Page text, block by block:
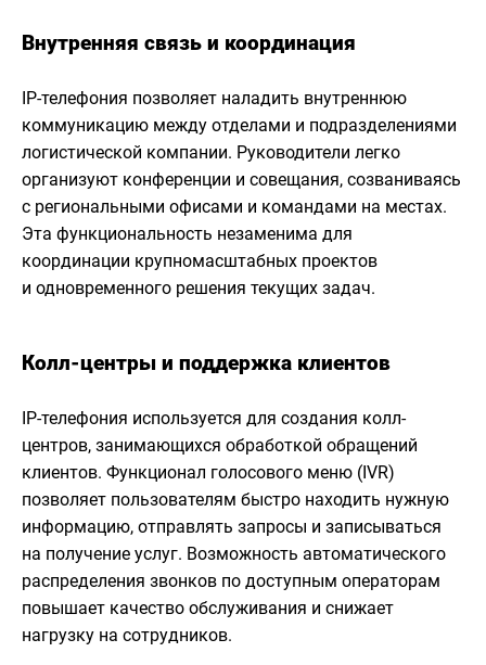
Внутренняя связь и координация
IP-телефония позволяет наладить внутреннюю
коммуникацию между отделами и подразделениями
логистической компании. Руководители легко
организуют конференции и совещания, созваниваясь
с региональными офисами и командами на местах.
Эта функциональность незаменима для
координации крупномасштабных проектов
и одновременного решения текущих задач.
Колл-центры и поддержка клиентов
IP-телефония используется для создания колл-
центров, занимающихся обработкой обращений
клиентов. Функционал голосового меню (IVR)
позволяет пользователям быстро находить нужную
информацию, отправлять запросы и записываться
на получение услуг. Возможность автоматического
распределения звонков по доступным операторам
повышает качество обслуживания и снижает
нагрузку на сотрудников.